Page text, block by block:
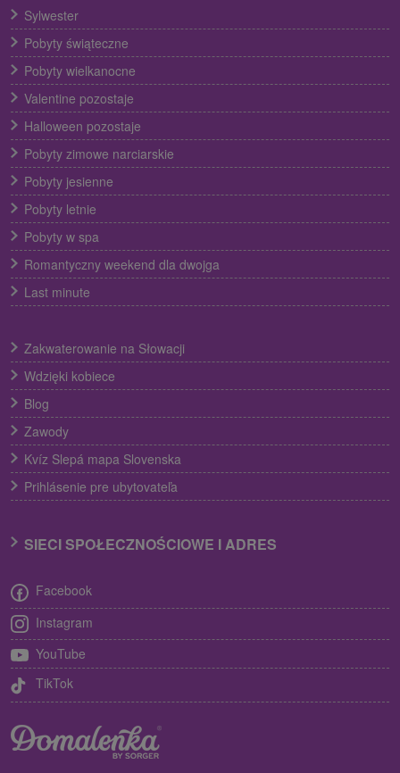
Sylwester
Pobyty świąteczne
Pobyty wielkanocne
Valentine pozostaje
Halloween pozostaje
Pobyty zimowe narciarskie
Pobyty jesienne
Pobyty letnie
Pobyty w spa
Romantyczny weekend dla dwojga
Last minute
Zakwaterowanie na Słowacji
Wdzięki kobiece
Blog
Zawody
Kvíz Slepá mapa Slovenska
Prihlásenie pre ubytovateľa
SIECI SPOŁECZNOŚCIOWE I ADRES
Facebook
Instagram
YouTube
TikTok